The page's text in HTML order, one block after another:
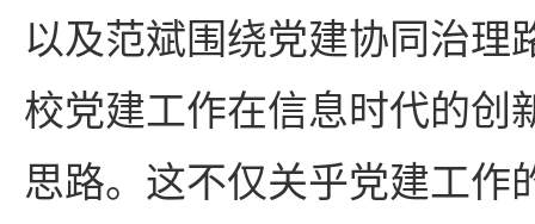
以及范斌围绕党建协同治理
校党建工作在信息时代的创
思路。这不仅关乎党建工作